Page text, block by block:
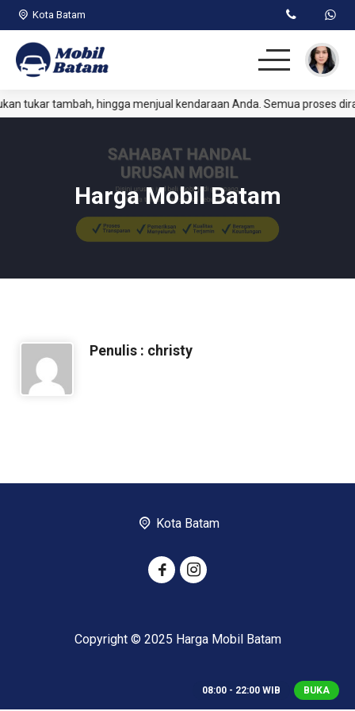
Kota Batam
08:00 - 22:00 WIB BUKA
Beranda
Commercial
Jual Kendaraan
tukar tambah, hingga menjual kendaraan Anda. Semua proses
Harga Mobil Batam
Penulis : christy
Kota Batam
Copyright © 2025 Harga Mobil Batam